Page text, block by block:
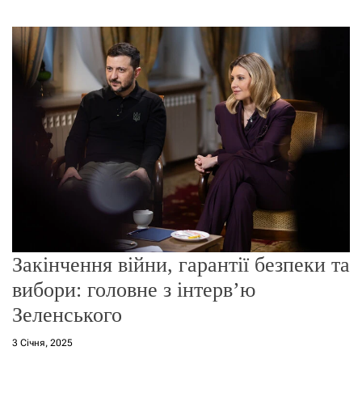
о
р
е
ж
и
м
Закінчення війни, гарантії безпеки та
вибори: головне з інтерв’ю
Зеленського
3 Січня, 2025